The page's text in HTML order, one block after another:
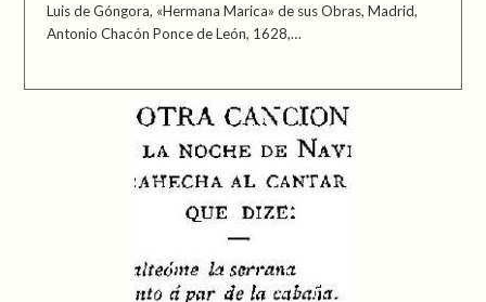
Luis de Góngora, «Hermana Marica» de sus Obras, Madrid,
Antonio Chacón Ponce de León, 1628,…